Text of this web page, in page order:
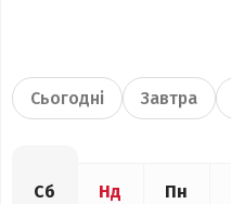
Сьогодні Завтра
Сб Нд Пн